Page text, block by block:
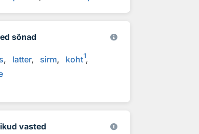
sõnad
latter sirm koht1
vasted